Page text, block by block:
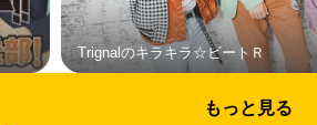
Trignalのキラキラ☆ビートＲ
もっと見る